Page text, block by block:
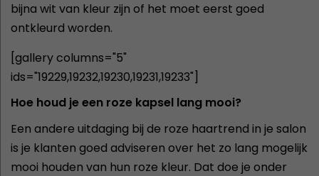
bijna wit van kleur zijn of het moet eerst goed
ontkleurd worden.
[gallery columns="5"
ids="19229,19232,19230,19231,19233"]
Hoe houd je een roze kapsel lang mooi?
Een andere uitdaging bij de roze haartrend in je salon
is je klanten goed adviseren over het zo lang mogelijk
mooi houden van hun roze kleur. Dat doe je onder